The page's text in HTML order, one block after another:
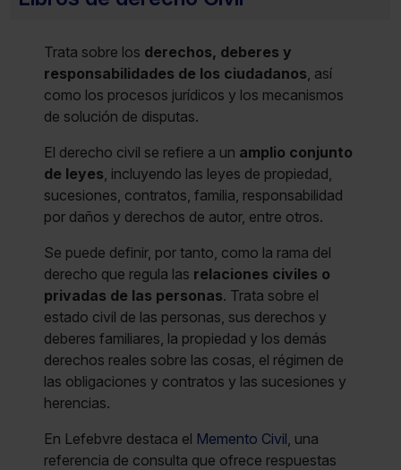
Trata sobre los derechos, deberes y
responsabilidades de los ciudadanos, así
como los procesos jurídicos y los mecanismos
de solución de disputas.
El derecho civil se refiere a un amplio conjunto
de leyes, incluyendo las leyes de propiedad,
sucesiones, contratos, familia, responsabilidad
por daños y derechos de autor, entre otros.
Se puede definir, por tanto, como la rama del
derecho que regula las relaciones civiles o
privadas de las personas. Trata sobre el
estado civil de las personas, sus derechos y
deberes familiares, la propiedad y los demás
derechos reales sobre las cosas, el régimen de
las obligaciones y contratos y las sucesiones y
herencias.
En Lefebvre destaca el Memento Civil, una
referencia de consulta que ofrece respuestas